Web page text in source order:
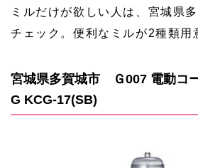
ミルだけが欲しい人は、宮城県
チェック。便利なミルが2種類用
宮城県多賀城市 Ｇ007 電動コ
G KCG-17(SB)